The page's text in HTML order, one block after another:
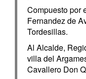
Compuesto por
Fernandez de
Tordesillas.
Al Alcalde,
villa del
Cavallero Don